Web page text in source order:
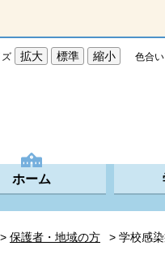
拡大 標準 縮小 色合い
ホーム
> 保護者・地域の方
> 学校感